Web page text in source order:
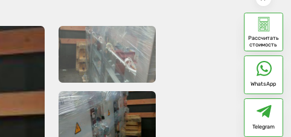
Рассчитать
стоимость
WhatsApp
Telegram